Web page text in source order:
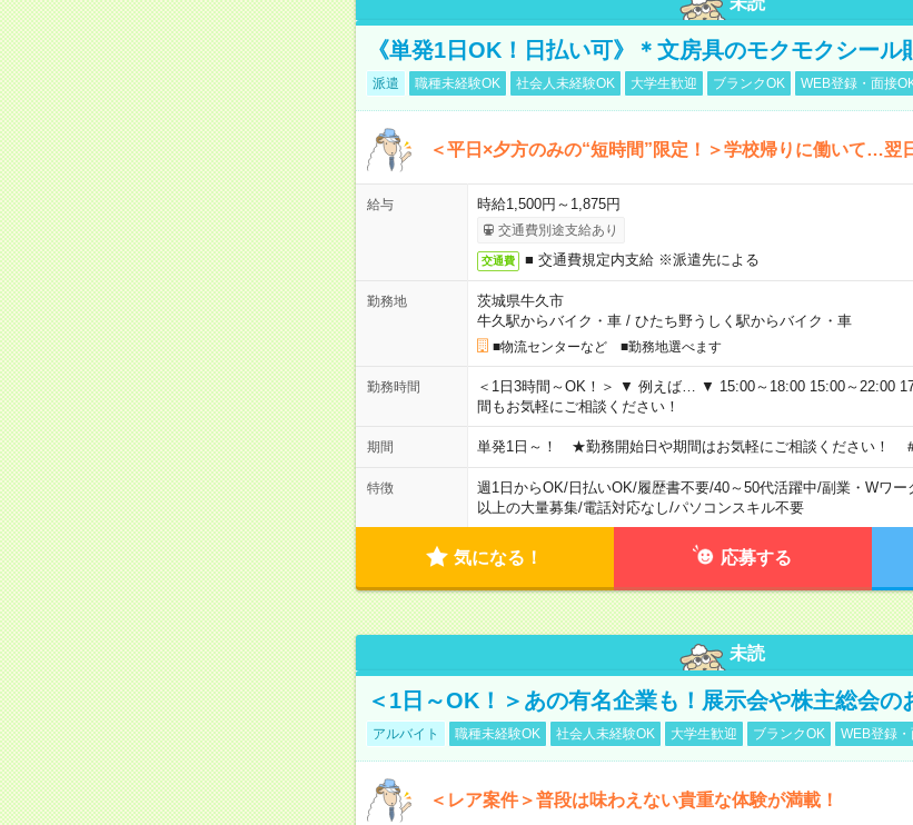
《単発1日OK！日払い可》＊文房具のモクモクシール
派遣 職種未経験OK 社会人未経験OK 大学生歓迎 ブランクOK WEB登録・面接
＜平日×夕方のみの“短時間”限定！＞学校帰りに働いて…翌
給与 時給1,500円～1,875円
交通費別途支給あり
交通費 ■ 交通費規定内支給 ※派遣先による
勤務地
茨城県牛久市
牛久駅からバイク・車/ ひたち野うしく駅からバイク・車
■物流センターなど ■勤務地選べます
勤務時間
＜1日3時間～OK！＞ ▼ 例えば… ▼ 15:00～18:00 15:00～22:00
間もお気軽にご相談ください！
期間 単発1日～！ ★勤務開始日や期間はお気軽にご相談ください！
特徴 週1日からOK/日払いOK/履歴書不要/40～50代活躍中/副業・Wワー
以上の大量募集/電話対応なし/パソコンスキル不要
気になる！ 応募する
未読
＜1日～OK！＞あの有名企業も！展示会や株主総会の
アルバイト 職種未経験OK 社会人未経験OK 大学生歓迎 ブランクOK WEB登録
＜レア案件＞普段は味わえない貴重な体験が満載！